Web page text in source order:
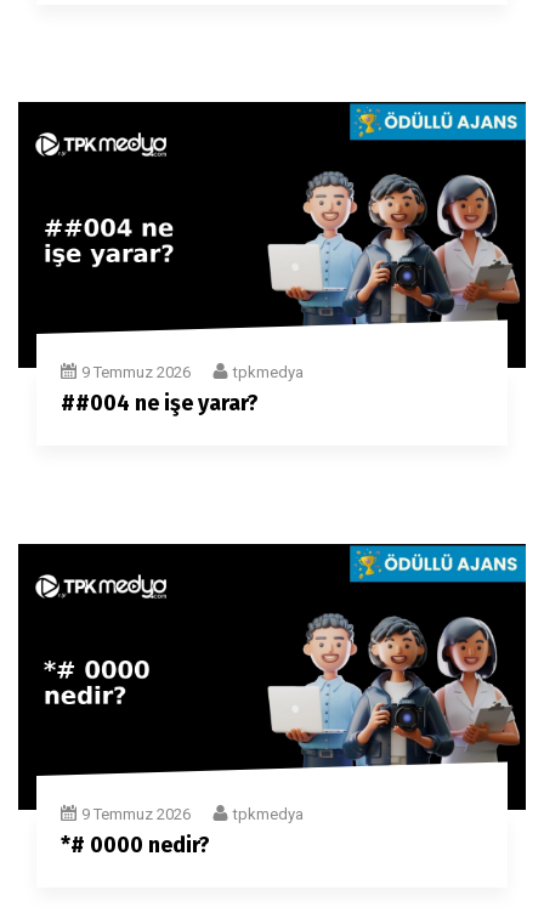
9 Temmuz 2026 tpkmedya
##004 ne işe yarar?
9 Temmuz 2026 tpkmedya
*# 0000 nedir?